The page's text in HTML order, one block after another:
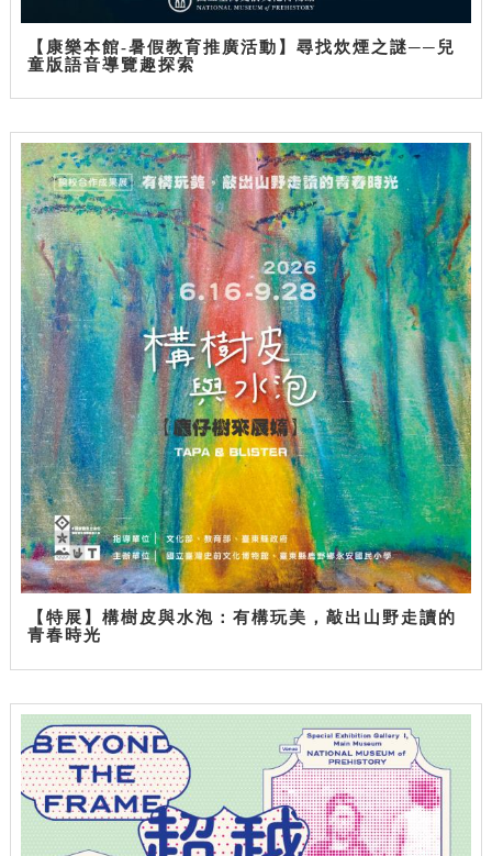
【康樂本館-暑假教育推廣活動】尋找炊煙之謎──兒
童版語音導覽趣探索
【特展】構樹皮與水泡：有構玩美，敲出山野走讀的
青春時光